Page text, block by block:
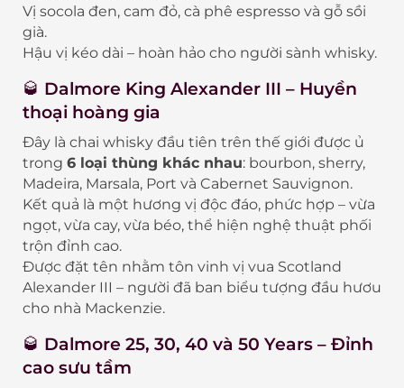
Vị socola đen, cam đỏ, cà phê espresso và gỗ sồi
già.
Hậu vị kéo dài – hoàn hảo cho người sành whisky.
🥃 Dalmore King Alexander III – Huyền
thoại hoàng gia
Đây là chai whisky đầu tiên trên thế giới được ủ
trong 6 loại thùng khác nhau: bourbon, sherry,
Madeira, Marsala, Port và Cabernet Sauvignon.
Kết quả là một hương vị độc đáo, phức hợp – vừa
ngọt, vừa cay, vừa béo, thể hiện nghệ thuật phối
trộn đỉnh cao.
Được đặt tên nhằm tôn vinh vị vua Scotland
Alexander III – người đã ban biểu tượng đầu hươu
cho nhà Mackenzie.
🥃 Dalmore 25, 30, 40 và 50 Years – Đỉnh
cao sưu tầm